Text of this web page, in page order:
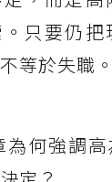
只要仍
等於失職。
為何強調